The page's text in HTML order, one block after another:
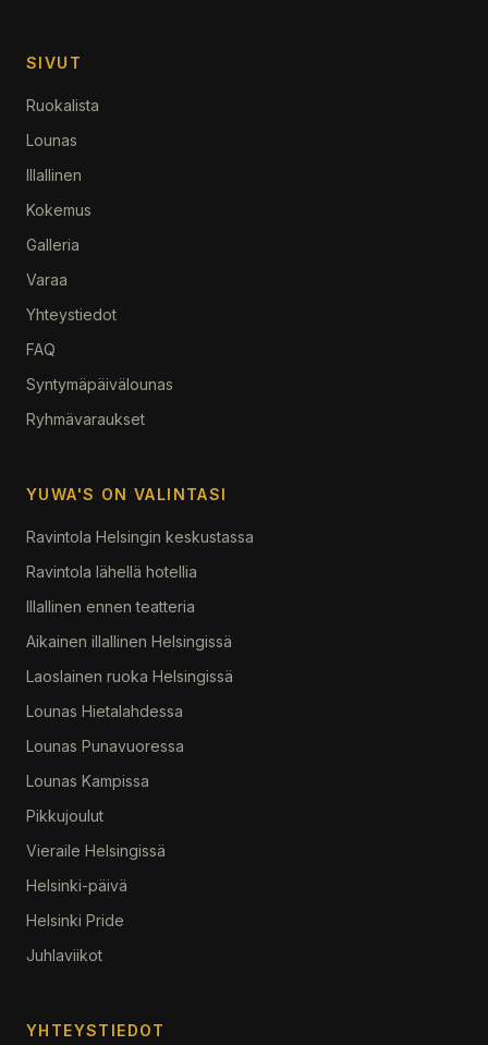
SIVUT
Ruokalista
Lounas
Illallinen
Kokemus
Galleria
Varaa
Yhteystiedot
FAQ
Syntymäpäivälounas
Ryhmävaraukset
YUWA'S ON VALINTASI
Ravintola Helsingin keskustassa
Ravintola lähellä hotellia
Illallinen ennen teatteria
Aikainen illallinen Helsingissä
Laoslainen ruoka Helsingissä
Lounas Hietalahdessa
Lounas Punavuoressa
Lounas Kampissa
Pikkujoulut
Vieraile Helsingissä
Helsinki-päivä
Helsinki Pride
Juhlaviikot
YHTEYSTIEDOT